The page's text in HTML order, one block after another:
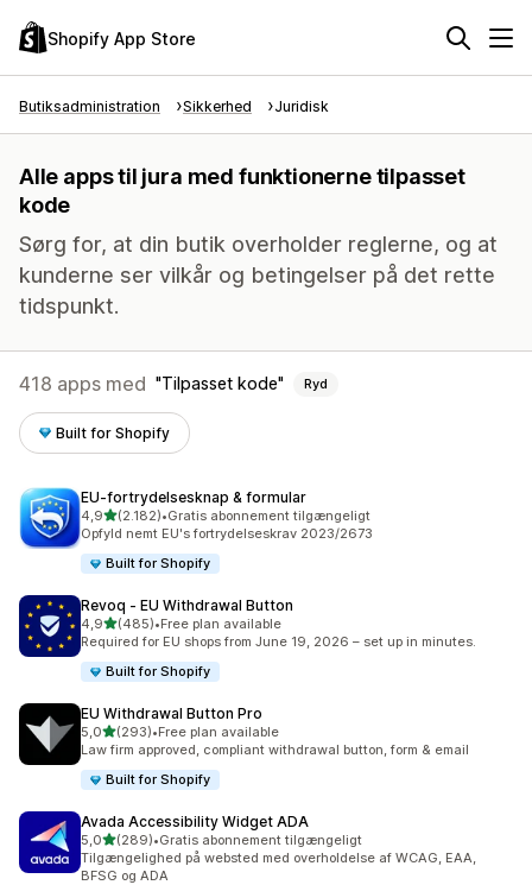
Shopify App Store
Butiksadministration Sikkerhed Juridisk
Alle apps til jura med funktionerne tilpasset
kode
Sørg for, at din butik overholder reglerne, og at
kunderne ser vilkår og betingelser på det rette
tidspunkt.
418 apps med Tilpasset kode Ryd
Built for Shopify
EU‑fortrydelsesknap & formular
4,9ud af 5 stjerner
(2.182)
2182 anmeldelser i alt
•Gratis abonnement tilgængeligt
Opfyld nemt EU's fortrydelseskrav 2023/2673
Built for Shopify
Revoq ‑ EU Withdrawal Button
4,9ud af 5 stjerner
(485)
485 anmeldelser i alt
•Free plan available
Required for EU shops from June 19, 2026 – set up in minutes.
Built for Shopify
EU Withdrawal Button Pro
5,0ud af 5 stjerner
(293)
293 anmeldelser i alt
•Free plan available
Law firm approved, compliant withdrawal button, form & email
Built for Shopify
Avada Accessibility Widget ADA
5,0ud af 5 stjerner
(289)
289 anmeldelser i alt
•Gratis abonnement tilgængeligt
Tilgængelighed på websted med overholdelse af WCAG, EAA,
BFSG og ADA